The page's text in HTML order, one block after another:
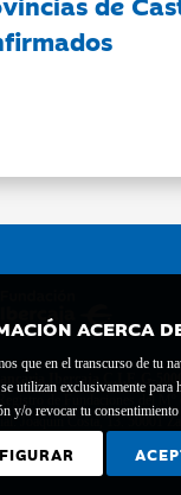
ACERCA
que en el transcurso de tu
utilizan exclusivamente
y/o revocar tu
Ibercaja C.I.F. G-
de Fundaciones del
Joaquín Costa, 13. 50001